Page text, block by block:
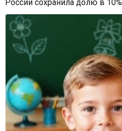
России сохранила долю в 10%